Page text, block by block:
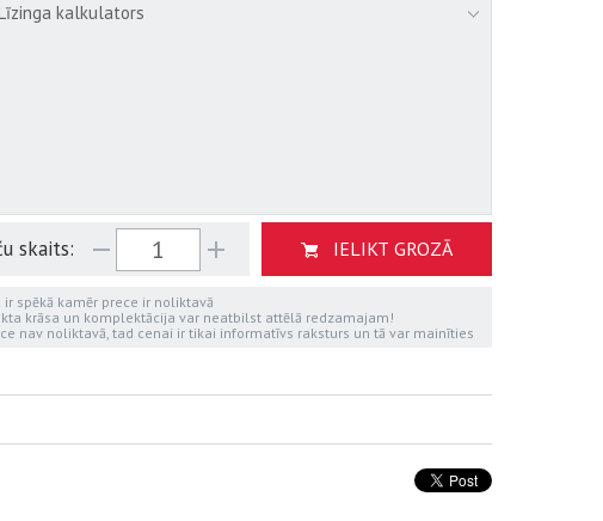
kalkulators
skaits: IELIKT GROZĀ
ir spēkā kamēr prece ir noliktavā
krāsa un komplektācija var neatbilst attēlā redzamajam!
nav noliktavā, tad cenai ir tikai informatīvs raksturs un tā var mainīties